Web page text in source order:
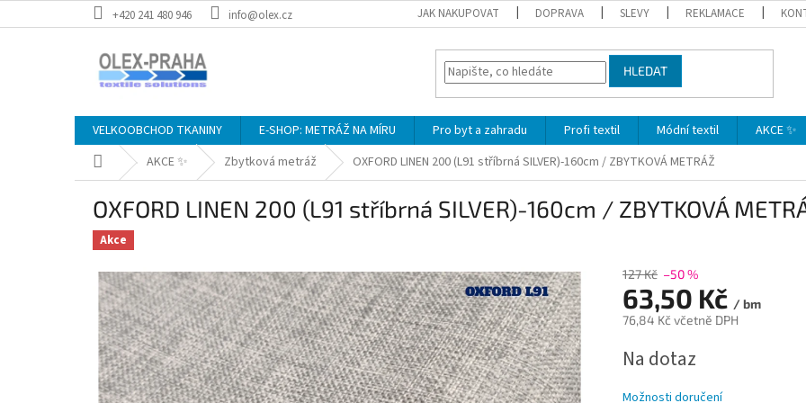
na
+420 241 480 946 info@olex.cz JAK NAKUPOVAT DOPRAVA SLEVY REKLAMACE
HLEDAT
VELKOOBCHOD TKANINY E-SHOP: METRÁŽ NA MÍRU Pro byt a zahradu Profi textil Módní textil AKCE ✨
Domů AKCE ✨ Zbytková metráž OXFORD LINEN 200 (L91 stříbrná SILVER)-160cm / ZBYTKOVÁ METRÁŽ
OXFORD LINEN 200 (L91 stříbrná SILVER)-160cm / ZBYTKOVÁ
Akce
127 Kč –50 %
63,50 Kč / bm
76,84 Kč včetně DPH
cena:
Na dotaz
Možnosti doručení